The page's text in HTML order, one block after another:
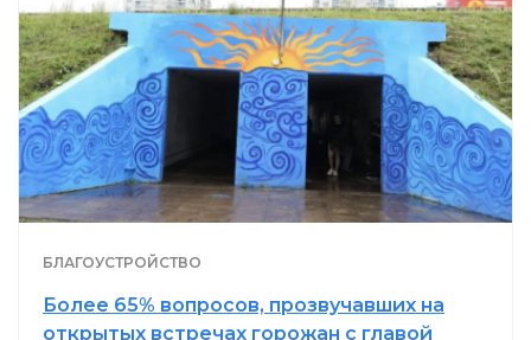
БЛАГОУСТРОЙСТВО
Более 65% вопросов, прозвучавших на
открытых встречах горожан с главой